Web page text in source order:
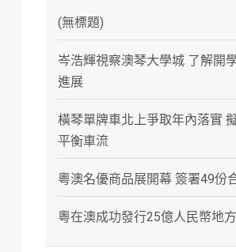
(無標題)
岑浩輝視察澳琴大學城 了解開
進展
橫琴單牌車北上爭取年內落實
平衡車流
粵澳名優商品展開幕 簽署49份
粵在澳成功發行25億人民幣地